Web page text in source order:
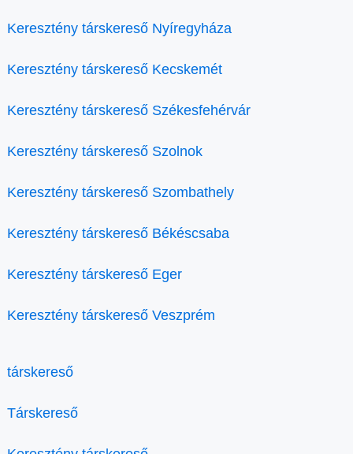
Keresztény társkereső Nyíregyháza
Keresztény társkereső Kecskemét
Keresztény társkereső Székesfehérvár
Keresztény társkereső Szolnok
Keresztény társkereső Szombathely
Keresztény társkereső Békéscsaba
Keresztény társkereső Eger
Keresztény társkereső Veszprém
társkereső
Társkereső